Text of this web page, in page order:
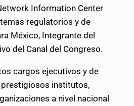
Information Center
regulatorios y de
México, Integrante del
del Canal del Congreso.
cargos ejecutivos y de
prestigiosos institutos,
a nivel nacional